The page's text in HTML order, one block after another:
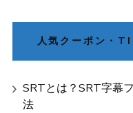
人気クーポン・
SRTとは？SRT字幕
法